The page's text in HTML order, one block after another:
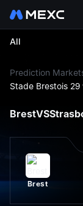
All
Prediction
Stade Brestois
BrestVS
Brest